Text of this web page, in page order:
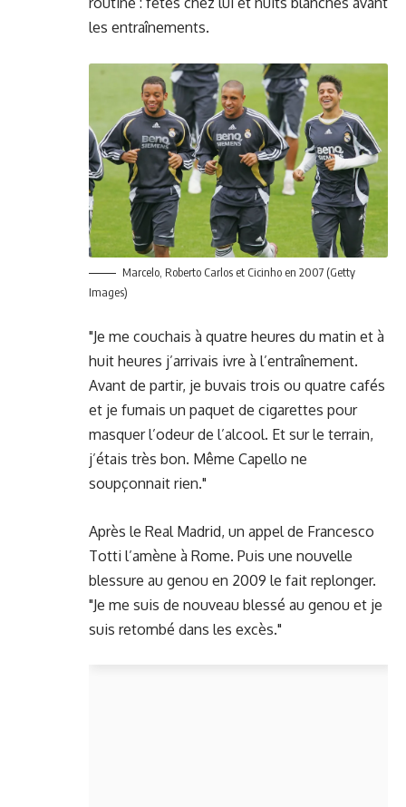
les entraînements.
Marcelo, Roberto Carlos et Cicinho en 2007 (Getty
Images)
"Je me couchais à quatre heures du matin et à
huit heures j’arrivais ivre à l’entraînement.
Avant de partir, je buvais trois ou quatre cafés
et je fumais un paquet de cigarettes pour
masquer l’odeur de l’alcool. Et sur le terrain,
j’étais très bon. Même Capello ne
soupçonnait rien."
Après le Real Madrid, un appel de Francesco
Totti l’amène à Rome. Puis une nouvelle
blessure au genou en 2009 le fait replonger.
"Je me suis de nouveau blessé au genou et je
suis retombé dans les excès."